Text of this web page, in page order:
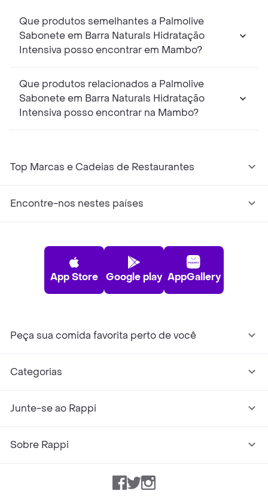
Que produtos semelhantes a Palmolive
Sabonete em Barra Naturals Hidratação
Intensiva posso encontrar em Mambo?
Que produtos relacionados a Palmolive
Sabonete em Barra Naturals Hidratação
Intensiva posso encontrar na Mambo?
Top Marcas e Cadeias de Restaurantes
Encontre-nos nestes países
App Store Google play AppGallery
Peça sua comida favorita perto de você
Categorias
Junte-se ao Rappi
Sobre Rappi
Facebook
TwitterInstagram